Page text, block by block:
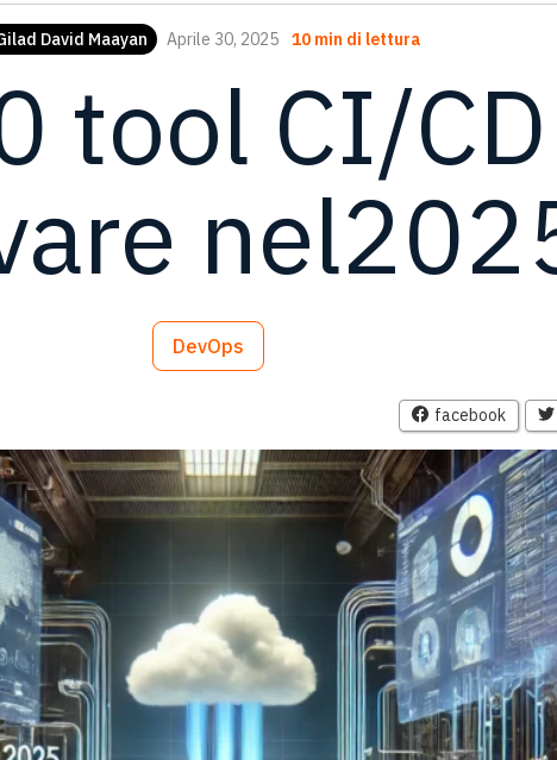
David Maayan Aprile 30, 2025 10 min di lettura
tool CI/
DevOps
facebook